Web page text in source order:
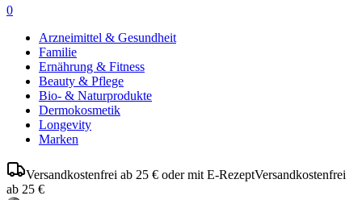
0
Arzneimittel & Gesundheit
Familie
Ernährung & Fitness
Beauty & Pflege
Bio- & Naturprodukte
Dermokosmetik
Longevity
Marken
Versandkostenfrei ab 25 € oder mit E-RezeptVersandkostenfrei
ab 25 €